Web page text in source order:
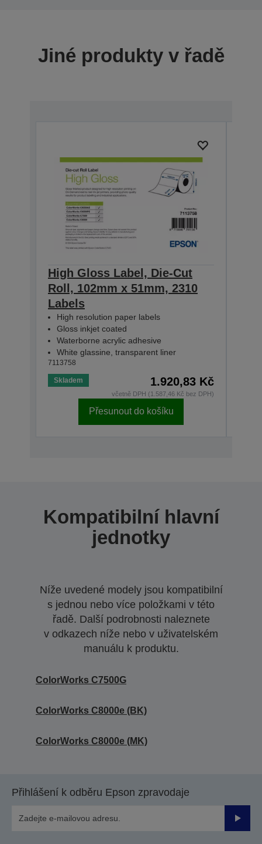
Jiné produkty v řadě
High Gloss Label, Die-Cut
Roll, 102mm x 51mm, 2310
Labels
High resolution paper labels
Gloss inkjet coated
Waterborne acrylic adhesive
White glassine, transparent liner
7113758
Skladem 1.920,83 Kč
včetně DPH (1.587,46 Kč bez DPH)
Přesunout do košíku
Kompatibilní hlavní
jednotky
Níže uvedené modely jsou kompatibilní
s jednou nebo více položkami v této
řadě. Další podrobnosti naleznete
v odkazech níže nebo v uživatelském
manuálu k produktu.
ColorWorks C7500G
ColorWorks C8000e (BK)
ColorWorks C8000e (MK)
Přihlášení k odběru Epson zpravodaje